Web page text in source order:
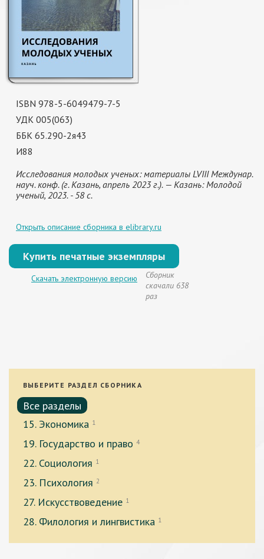
ISBN 978-5-6049479-7-5
УДК 005(063)
ББК 65.290-2я43
И88
Исследования молодых ученых: материалы LVIII Междунар.
науч. конф. (г. Казань, апрель 2023 г.). — Казань: Молодой
ученый, 2023. - 58 с.
Открыть описание сборника в elibrary.ru
Купить печатные экземпляры
Скачать электронную версию
Сборник
скачали 638
раз
ВЫБЕРИТЕ РАЗДЕЛ СБОРНИКА
Все разделы
15. Экономика 1
19. Государство и право 4
22. Социология 1
23. Психология 2
27. Искусствоведение 1
28. Филология и лингвистика 1